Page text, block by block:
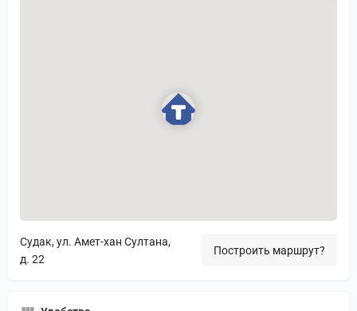
Судак, ул. Амет-хан Султана,
д. 22
Построить маршрут?